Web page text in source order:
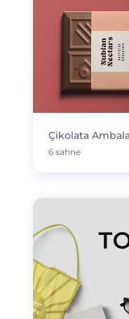
Çikolata
6 sahne